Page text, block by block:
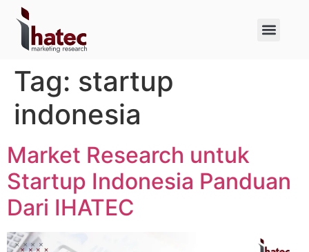
Tag: startup
indonesia
Market Research untuk
Startup Indonesia Panduan
Dari IHATEC